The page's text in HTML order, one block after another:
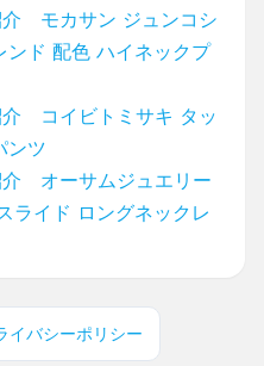
介 モカサン ジュンコシ
ンド 配色 ハイネックプ
介 コイビトミサキ タッ
ンツ
介 オーサムジュエリー
ライド ロングネックレ
イバシーポリシー